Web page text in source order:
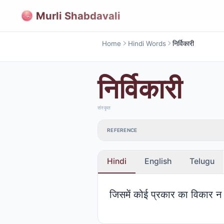
Murli Shabdavali
Home Hindi Words निर्विकारी
निर्विकारी
संस्कृत
REFERENCE
Hindi English Telugu
जिसमें कोई प्रकार का विकार न